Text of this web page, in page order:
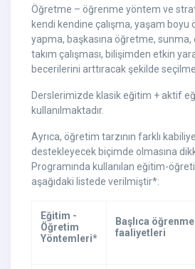
Öğretme – öğrenme yöntem ve
kendi kendine çalışma, yaşam
yapma, başkasına öğretme,
takım çalışması, bilişimden etkin
becerilerini arttıracak şekilde
Derslerimizde klasik eğitim + aktif
kullanılmaktadır.
Ayrıca, öğretim tarzının farklı
destekleyecek biçimde olmasına
Programında kullanılan eğitim-
aşağıdaki listede verilmiştir*:
Eğitim -
Öğretim
Yöntemleri*
Başlıca öğrenme
faaliyetleri